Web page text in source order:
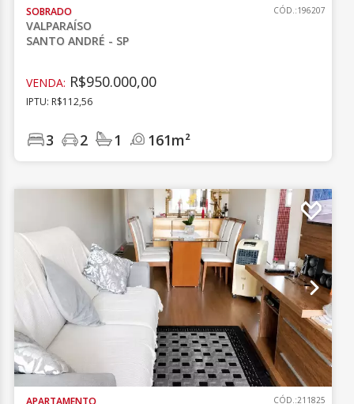
SOBRADO
VALPARAÍSO
SANTO ANDRÉ - SP
CÓD.:196207
VENDA: R$950.000,00
IPTU: R$112,56
3 2 1 161m²
APARTAMENTO CÓD.:211825